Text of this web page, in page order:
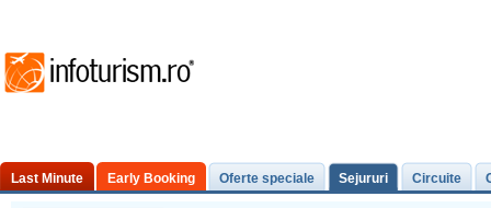
Last Minute Early Booking Oferte speciale Sejururi Circuite